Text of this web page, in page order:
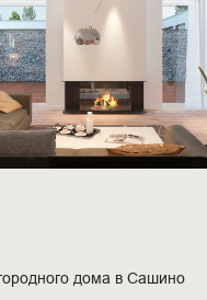
дома в Сашино